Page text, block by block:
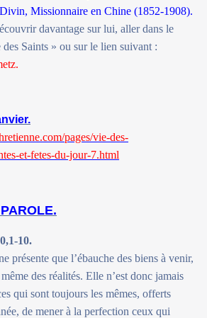
Missionnaire en Chine (1852-1908).
davantage sur lui, aller dans le
Saints » ou sur le lien suivant :
pages/vie-des-
et-fetes-du-jour-7.html
10.
présente que l’ébauche des biens à venir,
des réalités. Elle n’est donc jamais
qui sont toujours les mêmes, offerts
de mener à la perfection ceux qui